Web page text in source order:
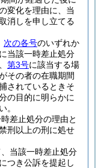
変化を理由に、当
消しを申し立てる
次の各号のいずれか
当該一時差止処分
第3号に該当する場
その者の在職期間
されているときそ
の目的に明らかに
。
差止処分の理由と
刑以上の刑に処せ
当該一時差止処分
つき公訴を提起し